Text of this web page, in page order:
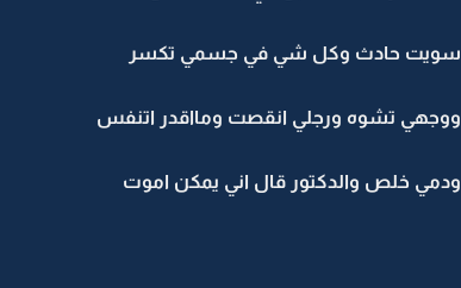
سويت حادث وكل شي في جسمي تكسر
ووجهي تشوه ورجلي انقصت ومااقدر اتنفس
ودمي خلص والدكتور قال اني يمكن اموت